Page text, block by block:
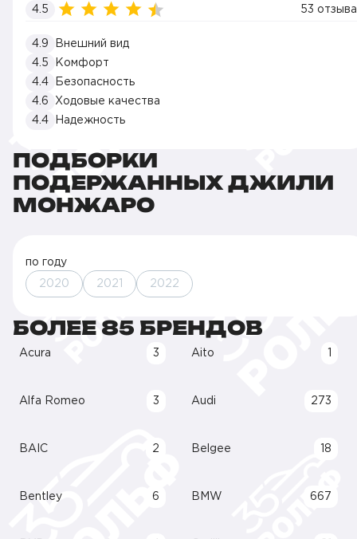
4.5
53 отзыва
4.9
Внешний вид
4.5
Комфорт
4.4
Безопасность
4.6
Ходовые качества
4.4
Надежность
ПОДБОРКИ
ПОДЕРЖАННЫХ ДЖИЛИ
МОНЖАРО
по году
2020 2021 2022
БОЛЕЕ 85 БРЕНДОВ
Acura 3 Aito
Alfa Romeo 3 Audi 273
BAIC 2 Belgee 18
Bentley 6 BMW 667